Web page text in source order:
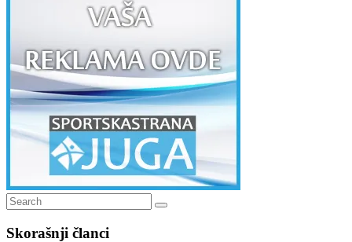
Search
for:
Search
Skorašnji članci